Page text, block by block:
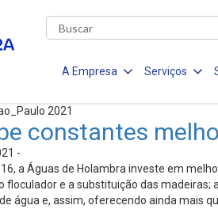
A Empresa Serviços
2021
constantes
-
a Águas de Holambra investe em
e a substituição das
água e, assim, oferecendo ainda mais